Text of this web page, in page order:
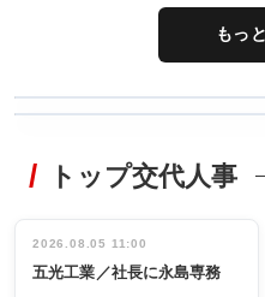
もっ
非鉄業界で
インタビュ
ー／社内ア
タックトレー
祝う 業界関
係者ら220人
出席
トップ交代人事
2026.08.05 11:00
五光工業／社長に永島専務